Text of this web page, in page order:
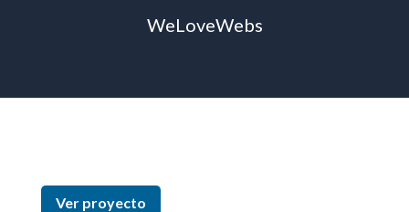
WeLoveWebs
Ver proyecto